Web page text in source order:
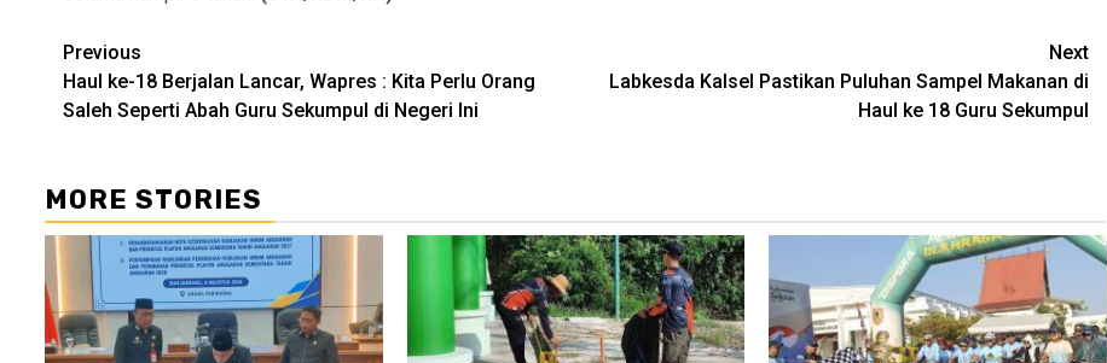
Continue
Reading
Previous
Haul ke-18 Berjalan Lancar, Wapres : Kita Perlu Orang
Saleh Seperti Abah Guru Sekumpul di Negeri Ini
Next
Labkesda Kalsel Pastikan Puluhan Sampel Makanan di
Haul ke 18 Guru Sekumpul
MORE STORIES